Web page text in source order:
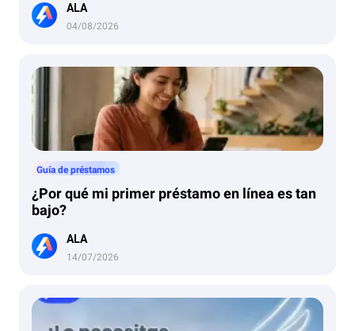
ara disfrutar plenamente de tu viaje, la planificación financi
era es esencial. Ya sea que busques lujo o economía, esta g
a crear un presupuesto perfecto.
ALA
04/08/2026
Guía de préstamos
¿Por qué mi primer préstamo en línea es tan
bajo?
ALA
14/07/2026